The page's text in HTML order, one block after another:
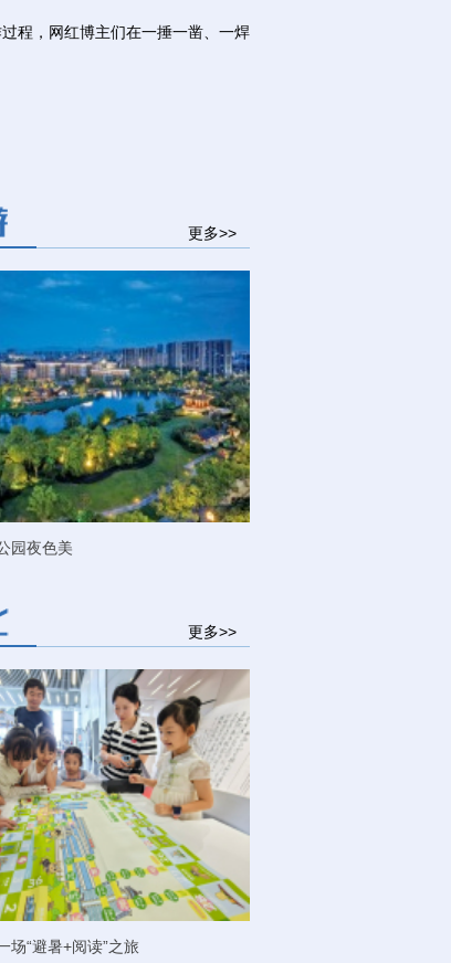
程，网红博主们在一捶一凿、一焊
更多>>
园夜色美
更多>>
场“避暑+阅读”之旅